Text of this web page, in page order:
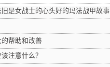
是女战士的心头好的玛法战甲故事
帮助和改善
注意什么？